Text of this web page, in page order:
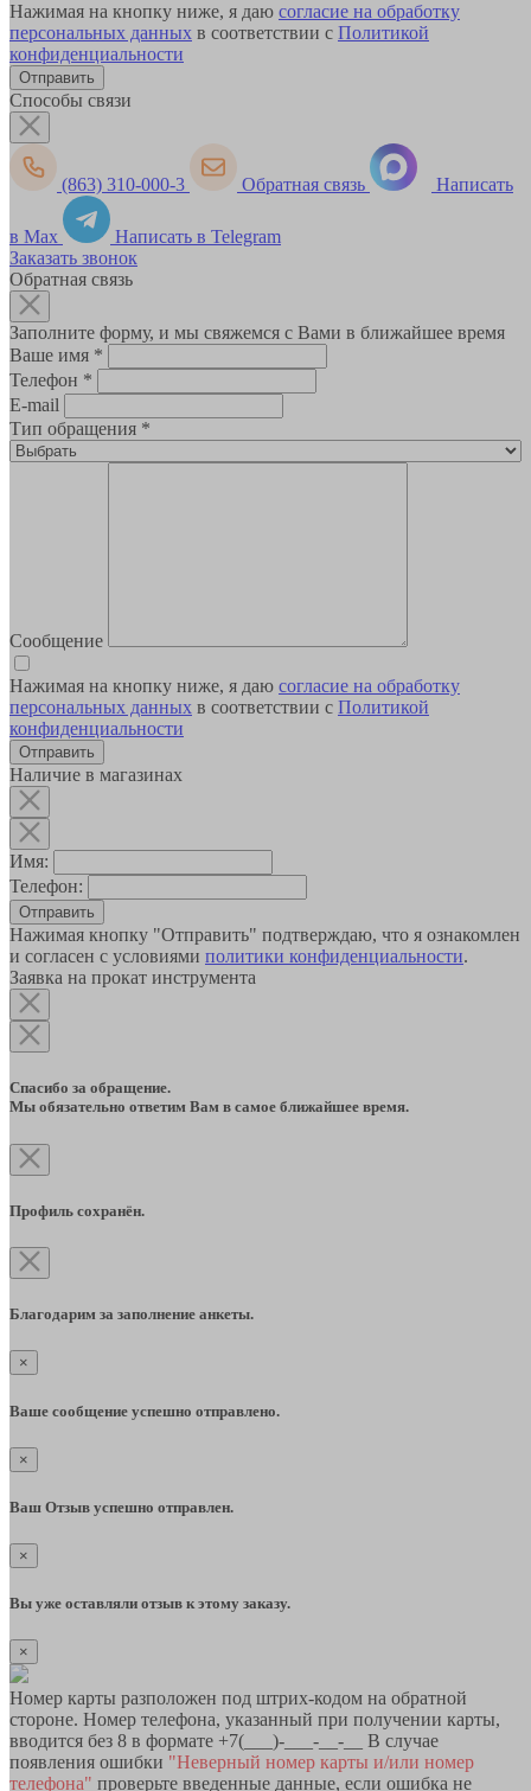
Нажимая на кнопку ниже, я даю согласие на обработку
персональных данных в соответствии с Политикой
конфиденциальности
Способы связи
(863) 310-000-3 Обратная связь Написать
в Max
Написать в Telegram
Заказать звонок
Обратная связь
Заполните форму, и мы свяжемся с Вами в ближайшее время
Ваше имя *
Телефон *
E-mail
Тип обращения *
Сообщение
Нажимая на кнопку ниже, я даю согласие на обработку
персональных данных в соответствии с Политикой
конфиденциальности
Наличие в магазинах
Имя:
Телефон:
Отправить
Нажимая кнопку "Отправить" подтверждаю, что я ознакомлен
и согласен с условиями политики конфиденциальности.
Заявка на прокат инструмента
Спасибо за обращение.
Мы обязательно ответим Вам в самое ближайшее время.
Профиль сохранён.
Благодарим за заполнение анкеты.
×
Ваше сообщение успешно отправлено.
×
Ваш Отзыв успешно отправлен.
×
Вы уже оставляли отзыв к этому заказу.
×
Номер карты разположен под штрих-кодом на обратной
стороне. Номер телефона, указанный при получении карты,
вводится без 8 в формате +7(___)-___-__-__ В случае
появления ошибки "Неверный номер карты и/или номер
телефона" проверьте введенные данные, если ошибка не